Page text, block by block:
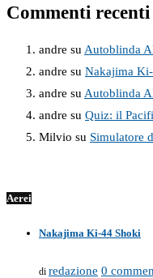
Commenti recenti
andre su Autoblinda
andre su Nakajima
andre su Autoblinda
andre su Quiz: il
Milvio su Simulatore
Aerei
Nakajima Ki-44 Shoki
di redazione 0